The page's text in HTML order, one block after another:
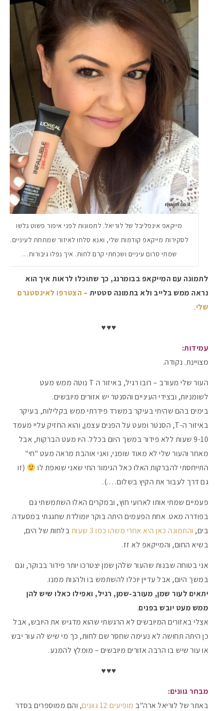
מייקאפ אינפליבל של לוריאל. לתמונות לפני איפור פשוט גלשו
לסקירות מייקאפ קודמות שלי, ואנא סלחו לאיזור שמתחת לעיניים.
שמתי סרום עיניים ושכחתי קרם לחות. איך נפלו גיבורות…
לתמונה עם המייקאפ בבומרנג, כך שתוכלו לראות איך הוא
נראה ממש בלייב ולא בתמונה סטטית –הצטרפו לאינסטגרם
שלי.
♥♥♥
עמידות:
מצויינת. נקודה.
העור שלי מעורב – רובו רגיל, באיזור ה T נוטה ממש מעט
לשומניות, ובצידי העיניים והסנטר יש אזורים מיובשים.
בימים בהם שהיתי בעיקר במשרד פידרתי ממש בקלילות, בעיקר
באיזור ה-T, הסנטר ומעט על הפנים עצמן, והוא החזיק עליי מעמד
9-10 שעות ללא פידור במשך היום בכלל. היו מעט הברקות, אבל
מאחר והעור שלי לא מאוד שומני, ואני אוהבת מראה מעט "חי"
התייחסתי להברקות האלו כאל הגימור החי שאני שואפת לו
(זו
גם דרך לעבור את הקיץ בשלום….).
פעמיים שמתי אותו לארועי חוץ, ובמקרים האלו השתמשתי גם
בפודרה מאט. אחת הפעמים היתה בוקר יומולדת שחגגתי במסעדה
בים, והתמונה כאן היא אחרי משהו כמו 3 שעות
בלחות של הים,
בשיא החום, והמייקאפ לא זז.
אני בטוחה שבנות שהעור שלהן שמן יצטרכו יותר פידור בבוקר, וגם
במשך היום, אבל עדיין יוכלו להשתמש בו ולהנות ממנו.
יתאים לעור שמן, מעורב-שמן, רגיל, ואפילו כאלו שיש להן
ממש מעט יובש בפנים.
אצלי באזורים המיובשים לא הרגשתי שהוא מדגיש את היובש, אבל
כן היתה תחושה לא נעימה שחסר שם לחות, כך מי שיש לה עור יבש
או עור שיש בו הרבה אזורים מיובשים – מומלץ להמנע.
♥♥♥
מבחר גוונים:
באתר של לוריאל ארה"ב מופיעים 12 גוונים , והם ממוספרים בסדר